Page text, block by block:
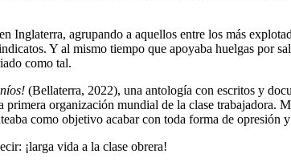
Inglaterra, agrupando a aquellos entre los más
Y al mismo tiempo que apoyaba huelgas por
como tal.
(Bellaterra, 2022), una antología con escritos y
organización mundial de la clase trabajadora.
como objetivo acabar con toda forma de opresión
¡larga vida a la clase obrera!